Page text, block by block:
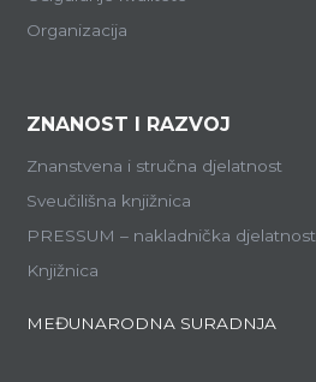
Organizacija
ZNANOST I RAZVOJ
Znanstvena i stručna djelatnost
Sveučilišna knjižnica
PRESSUM – nakladnička djelatnost
Knjižnica
MEĐUNARODNA SURADNJA